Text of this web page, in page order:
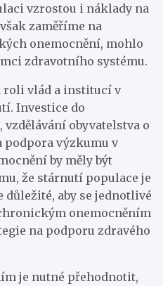
vzrostou i náklady na
zaměříme na
onemocnění, mohlo
zdravotního systému.
roli vlád a institucí v
Investice do
obyvatelstva o
podpora výzkumu v
by měly být
že stárnutí populace je
aby se jednotlivé
onemocněním
na podporu zdravého
je nutné přehodnotit,